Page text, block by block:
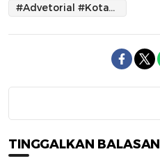
#Advetorial #KotaTidoreKepulauan
TINGGALKAN BALASAN